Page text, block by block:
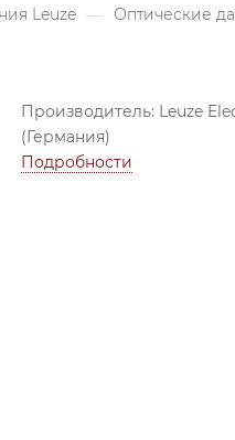
Leuze — Оптические
Производитель: Leuze
(Германия)
Подробности